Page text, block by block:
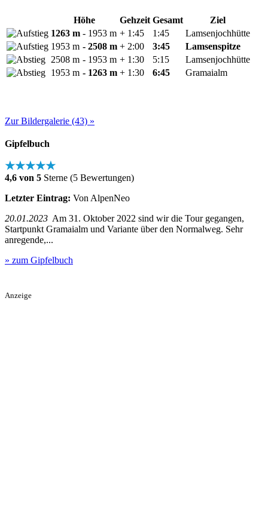
Höhe Gehzeit Gesamt
Ziel
1263 m - 1953 m + 1:45 1:45
Lamsenjochhütte
1953 m - 2508 m + 2:00 3:45
Lamsenspitze
2508 m - 1953 m + 1:30 5:15
Lamsenjochhütte
1953 m - 1263 m + 1:30 6:45 Gramaialm
Zur Bildergalerie (43) »
Gipfelbuch
★★★★★
4,6 von 5 Sterne (5 Bewertungen)
Letzter Eintrag: Von AlpenNeo
20.01.2023 Am 31. Oktober 2022 sind wir die Tour gegangen,
Startpunkt Gramaialm und Variante über den Normalweg. Sehr
anregende,...
» zum Gipfelbuch
Anzeige